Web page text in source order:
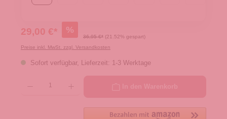
29,00 €* %
36,95 €* (21.52% gespart)
Preise inkl. MwSt. zzgl. Versandkosten
Sofort verfügbar, Lieferzeit: 1-3 Werktage